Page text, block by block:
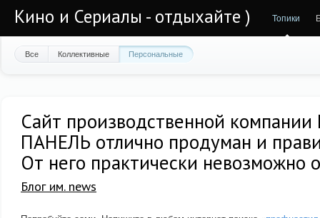
Кино и Сериалы - отдыхайте ) Топики
Все Коллективные Персональные
Сайт производственной
ПАНЕЛЬ отлично продуман и
От него практически невозможно
Блог им. news